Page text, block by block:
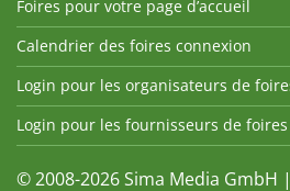
Foires pour votre page d’accueil
Calendrier des foires connexion
Login pour les organisateurs de
Login pour les fournisseurs de foires
© 2008-2026 Sima Media GmbH